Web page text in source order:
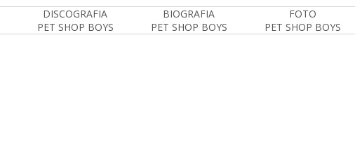
DISCOGRAFIA
PET SHOP BOYS
BIOGRAFIA
PET SHOP BOYS
FOTO
PET SHOP BOYS